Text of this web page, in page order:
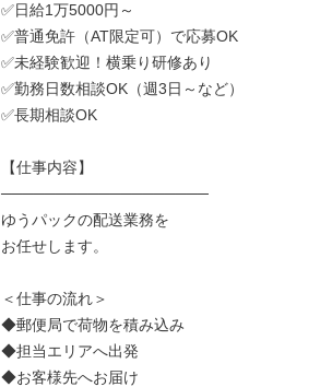
✅日給1万5000円～
✅普通免許（AT限定可）で応募OK
✅未経験歓迎！横乗り研修あり
✅勤務日数相談OK（週3日～など）
✅長期相談OK
【仕事内容】
───────────────────
ゆうパックの配送業務を
お任せします。
＜仕事の流れ＞
◆郵便局で荷物を積み込み
◆担当エリアへ出発
◆お客様先へお届け